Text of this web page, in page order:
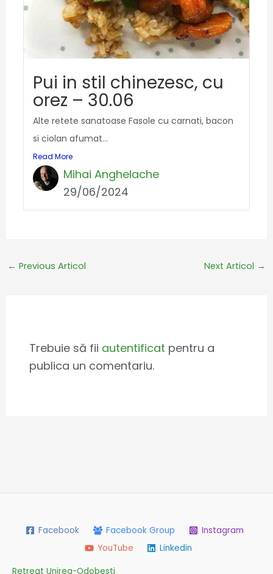
Pui in stil chinezesc, cu
orez – 30.06
Alte retete sanatoase Fasole cu carnati, bacon
si ciolan afumat...
Read More
Mihai Anghelache
29/06/2024
← Previous Articol Next Articol →
Trebuie să fii autentificat pentru a
publica un comentariu.
Facebook Facebook Group
Instagram
YouTube
Linkedin
Retreat Unirea-Odobesti